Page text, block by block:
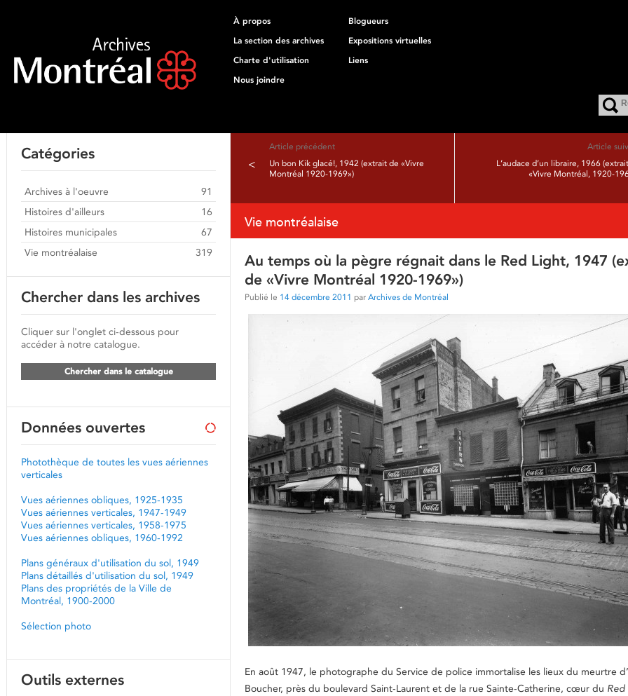
À propos
Blogueurs
La section des archives
Expositions virtuelles
Charte d'utilisation
Liens
Nous joindre
Article précédent
<
Un bon Kik glacé!, 1942 (extrait de «Vivre
Montréal 1920-1969»)
Article
L’audace d’un libraire, 1966
«Vivre Montréal, 1920-
Vie montréalaise
Au temps où la pègre régnait dans le Red Light, 1947
de «Vivre Montréal 1920-1969»)
Publié le 14 décembre 2011 par Archives de Montréal
En août 1947, le photographe du Service de police immortalise les lieux du meurtre
Boucher, près du boulevard Saint-Laurent et de la rue Sainte-Catherine, cœur du
Catégories
Archives à l'oeuvre
91
Histoires d'ailleurs
16
Histoires municipales
67
Vie montréalaise
319
Chercher dans les archives
Cliquer sur l'onglet ci-dessous pour
accéder à notre catalogue.
Chercher dans le catalogue
Données ouvertes
Photothèque de toutes les vues aériennes
verticales
Vues aériennes obliques, 1925-1935
Vues aériennes verticales, 1947-1949
Vues aériennes verticales, 1958-1975
Vues aériennes obliques, 1960-1992
Plans généraux d'utilisation du sol, 1949
Plans détaillés d'utilisation du sol, 1949
Plans des propriétés de la Ville de
Montréal, 1900-2000
Sélection photo
Outils externes